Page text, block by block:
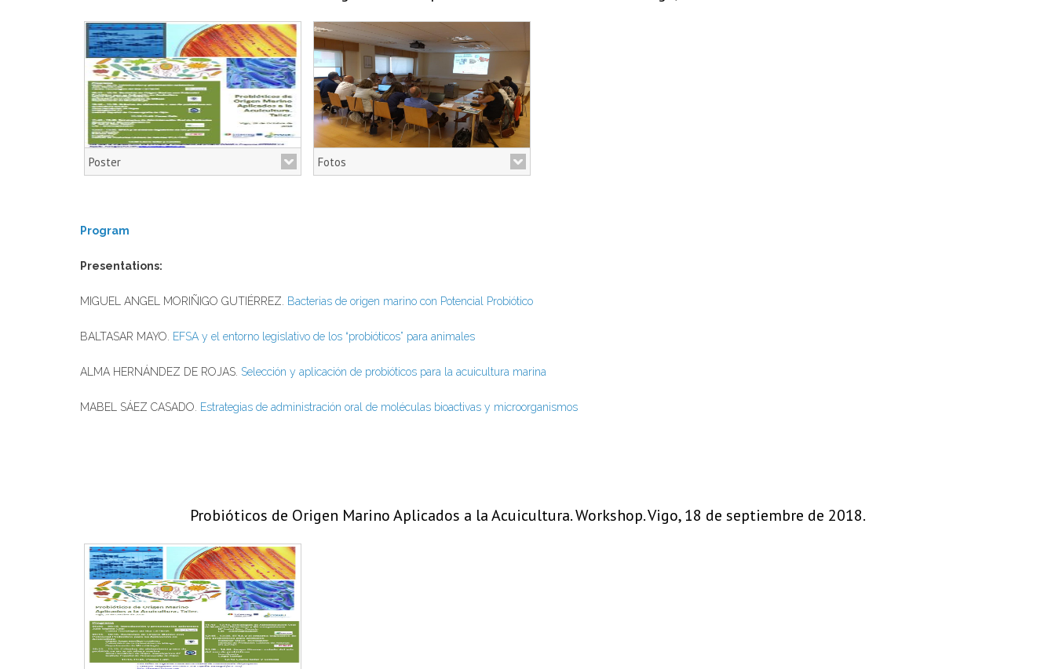
Poster Fotos
Program
Presentations:
MIGUEL ANGEL MORIÑIGO GUTIÉRREZ. Bacterias de origen marino con Potencial Probiótico
BALTASAR MAYO. EFSA y el entorno legislativo de los “probióticos” para animales
ALMA HERNÁNDEZ DE ROJAS. Selección y aplicación de probióticos para la acuicultura marina
MABEL SÁEZ CASADO. Estrategias de administración oral de moléculas bioactivas y microorganismos
Probióticos de Origen Marino Aplicados a la Acuicultura. Workshop. Vigo, 18 de septiembre de 2018.